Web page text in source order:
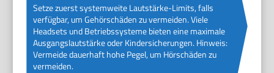
Setze zuerst systemweite Lautstärke-Limits, falls
verfügbar, um Gehörschäden zu vermeiden. Viele
Headsets und Betriebssysteme bieten eine maximale
Ausgangslautstärke oder Kindersicherungen. Hinweis:
Vermeide dauerhaft hohe Pegel, um Hörschäden zu
vermeiden.